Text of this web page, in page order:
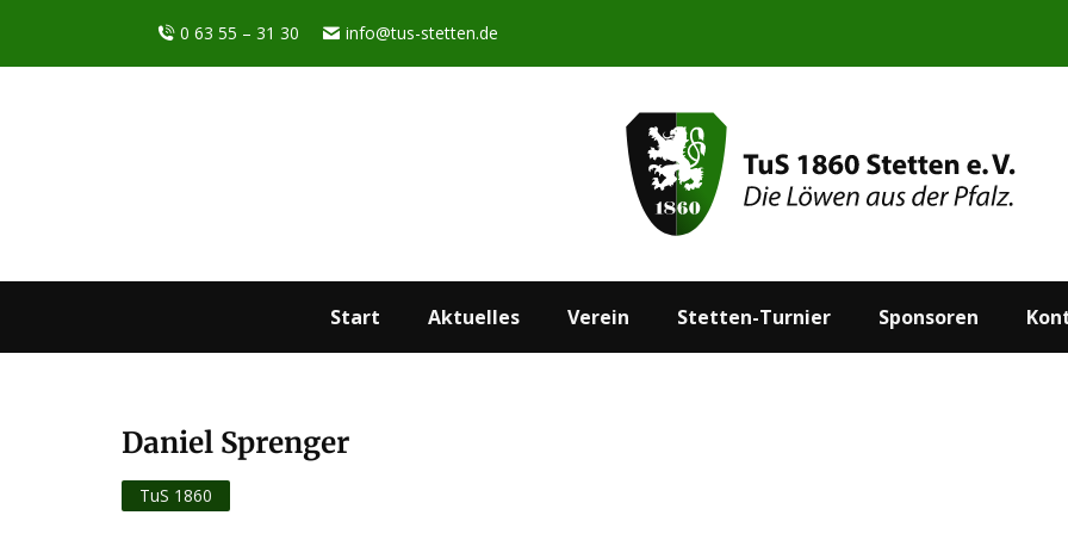
0 63 55 – 31 30 info@tus-stetten.de
Start Aktuelles Verein Stetten-Turnier Sponsoren
Daniel Sprenger
Sie befinden sich hier:
TuS 1860